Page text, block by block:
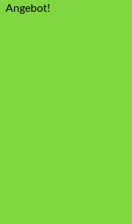
Preis
Angebot!